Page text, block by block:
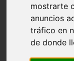
mostrarte
anuncios
tráfico en
de donde
legislaci n
peluquer a
accesorios
peluquer a
complementos
consejos